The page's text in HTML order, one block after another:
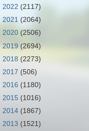
2022 (2117)
2021 (2064)
2020 (2506)
2019 (2694)
2018 (2273)
2017 (506)
2016 (1180)
2015 (1016)
2014 (1867)
2013 (1521)